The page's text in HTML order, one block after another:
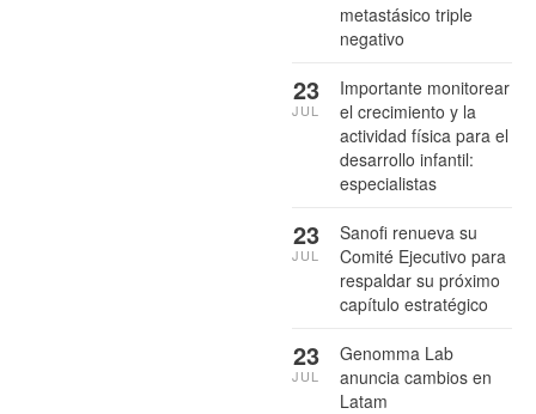
metastásico triple
negativo
Importante monitorear
el crecimiento y la
actividad física para el
desarrollo infantil:
especialistas
23
JUL
Sanofi renueva su
Comité Ejecutivo para
respaldar su próximo
capítulo estratégico
23
JUL
Genomma Lab
anuncia cambios en
Latam
23
JUL